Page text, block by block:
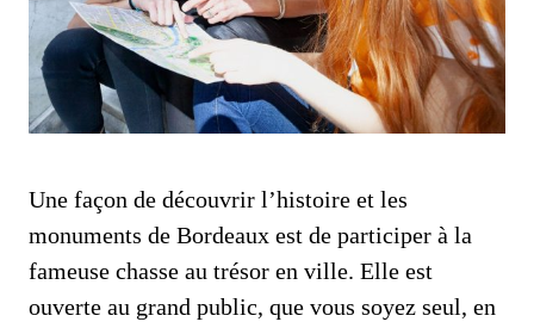
Une façon de découvrir l’histoire et les
monuments de Bordeaux est de participer à la
fameuse chasse au trésor en ville. Elle est
ouverte au grand public, que vous soyez seul, en